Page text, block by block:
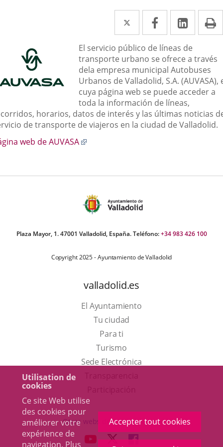
Utilisation de
cookies
Ce site Web utilise
des cookies pour
améliorer votre
expérience de
navigation. Plus
Accepter tout cookies
Twitter
Enlace
a
una
aplicación
externa.
Facebook
Enlace
a
una
aplicación
externa.
Enlace
a
una
El servicio público de líneas de
transporte urbano se ofrece a través
dela empresa municipal Autobuses
Urbanos de Valladolid, S.A. (AUVASA),
cuya página web se puede acceder a
toda la información de líneas,
horarios, datos de interés y las últimas noticias
de transporte de viajeros en la ciudad de Valladolid.
web de AUVASA
aplicación
Plaza Mayor, 1. 47001 Valladolid, España. Teléfono:+34 983 426 100
Copyright 2025 - Ayuntamiento de Valladolid
valladolid.es
El Ayuntamiento
Tu ciudad
Para ti
TurismoEste
enlace
una
ventana
Sede Electrónica
externa.
Otras webs del ayuntamiento
ENLACEENLACEENLACE